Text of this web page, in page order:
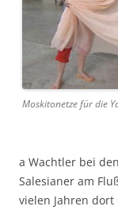
Moskitonetze für die
a Wachtler bei
Salesianer am
vielen Jahren